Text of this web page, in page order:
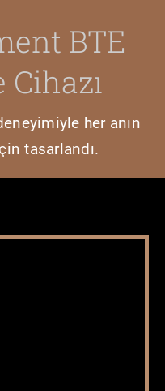
ONLINE
BTE
Cihazı
her anın
tasarlandı.